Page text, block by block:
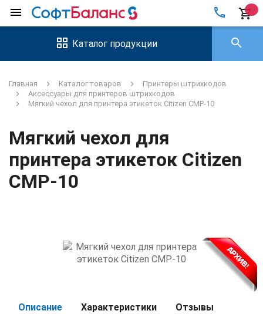
menu local_phone shopping_cart
Каталог продукции search
Главная Каталог товаров
Принтеры штрихкодов
Аксессуары для принтеров штрихкодов
Мягкий чехол для принтера этикеток Citizen CMP-10
Мягкий чехол для
принтера этикеток Citizen
CMP-10
Описание Характеристики Отзывы